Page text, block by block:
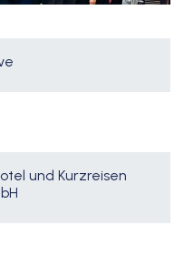
und Kurzreisen